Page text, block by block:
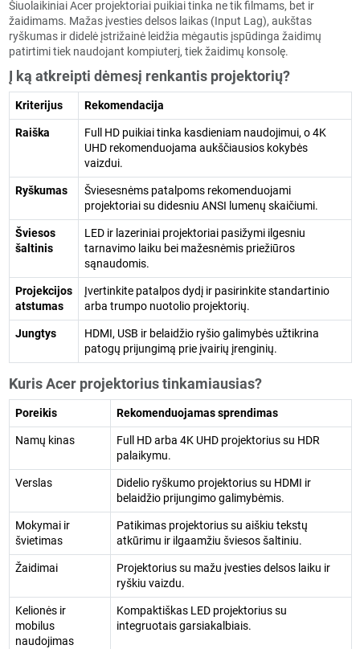
Šiuolaikiniai Acer projektoriai puikiai tinka ne tik filmams, bet ir
žaidimams. Mažas įvesties delsos laikas (Input Lag), aukštas
ryškumas ir didelė įstrižainė leidžia mėgautis įspūdinga žaidimų
patirtimi tiek naudojant kompiuterį, tiek žaidimų konsolę.
Į ką atkreipti dėmesį renkantis projektorių?
Kriterijus Rekomendacija
Raiška
Full HD puikiai tinka kasdieniam naudojimui, o 4K
UHD rekomenduojama aukščiausios kokybės
vaizdui.
Ryškumas
Šviesesnėms patalpoms rekomenduojami
projektoriai su didesniu ANSI lumenų skaičiumi.
Šviesos
šaltinis
LED ir lazeriniai projektoriai pasižymi ilgesniu
tarnavimo laiku bei mažesnėmis priežiūros
sąnaudomis.
Projekcijos
atstumas
Įvertinkite patalpos dydį ir pasirinkite standartinio
arba trumpo nuotolio projektorių.
Jungtys
HDMI, USB ir belaidžio ryšio galimybės užtikrina
patogų prijungimą prie įvairių įrenginių.
Kuris Acer projektorius tinkamiausias?
Poreikis Rekomenduojamas sprendimas
Namų kinas
Full HD arba 4K UHD projektorius su HDR
palaikymu.
Verslas
Didelio ryškumo projektorius su HDMI ir
belaidžio prijungimo galimybėmis.
Mokymai ir
švietimas
Patikimas projektorius su aiškiu tekstų
atkūrimu ir ilgaamžiu šviesos šaltiniu.
Žaidimai
Projektorius su mažu įvesties delsos laiku ir
ryškiu vaizdu.
Kelionės ir
mobilus
naudojimas
Kompaktiškas LED projektorius su
integruotais garsiakalbiais.